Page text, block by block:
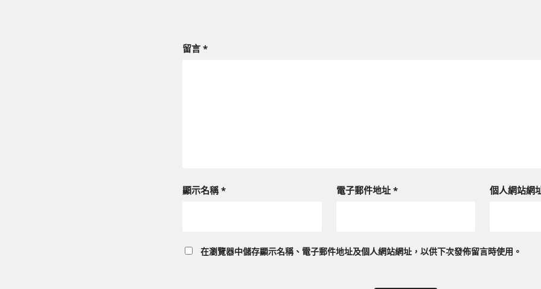
留言 *
顯示名稱* 電子郵件地址 * 個人網站網
在瀏覽器中儲存顯示名稱、電子郵件地址及個人網站網址，以供下次發佈留言時使用。